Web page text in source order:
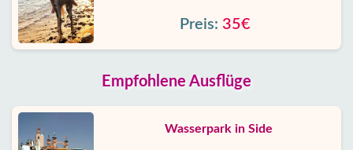
Preis: 35€
Empfohlene Ausflüge
Wasserpark in Side